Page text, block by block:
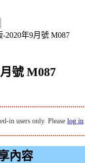
2020年9月號 M087
號 M087
in users only. Please log in
內容